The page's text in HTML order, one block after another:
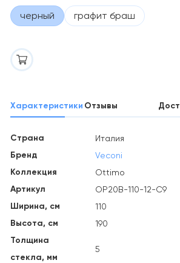
черный графит браш
Характеристики Отзывы
Страна Италия
Бренд Veconi
Коллекция Ottimo
Артикул OP20B-110-12-C9
Ширина, см 110
Высота, см 190
Толщина
стекла, мм
5